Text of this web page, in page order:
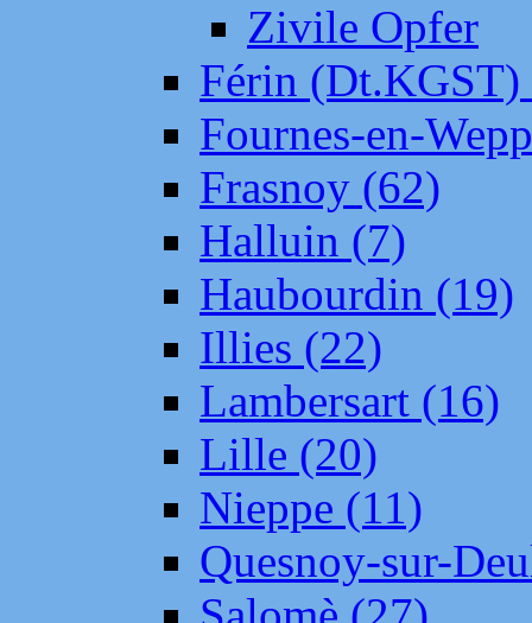
Zivile Opfer
Férin (Dt.KGST)
Fournes-en-
Frasnoy (62)
Halluin (7)
Haubourdin (19)
Illies (22)
Lambersart (16)
Lille (20)
Nieppe (11)
Quesnoy-sur-